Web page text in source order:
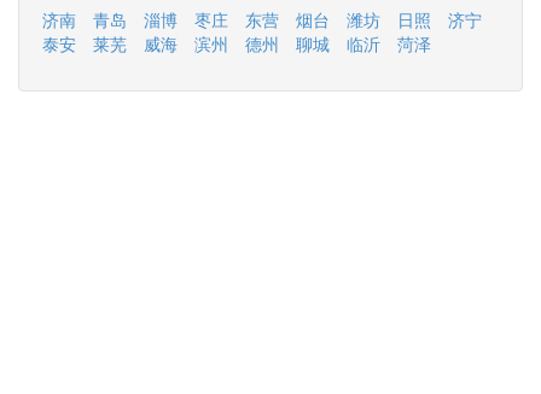
济南
青岛 淄博 枣庄 东营 烟台 潍坊 日照
济宁
泰安
莱芜 威海 滨州 德州 聊城 临沂 菏泽